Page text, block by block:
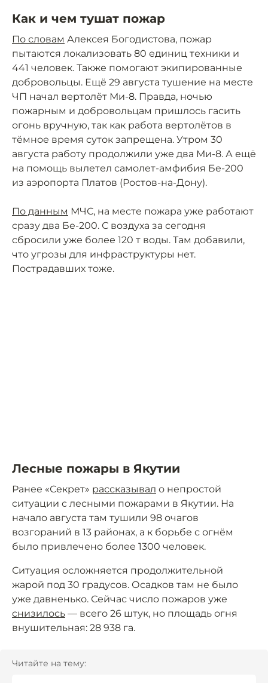
Как и чем тушат пожар
По словам Алексея Богодистова, пожар
пытаются локализовать 80 единиц техники и
441 человек. Также помогают экипированные
добровольцы. Ещё 29 августа тушение на месте
ЧП начал вертолёт Ми-8. Правда, ночью
пожарным и добровольцам пришлось гасить
огонь вручную, так как работа вертолётов в
тёмное время суток запрещена. Утром 30
августа работу продолжили уже два Ми-8. А ещё
на помощь вылетел самолет-амфибия Бе-200
из аэропорта Платов (Ростов-на-Дону).
По данным МЧС, на месте пожара уже работают
сразу два Бе-200. С воздуха за сегодня
сбросили уже более 120 т воды. Там добавили,
что угрозы для инфраструктуры нет.
Пострадавших тоже.
Лесные пожары в Якутии
Ранее «Секрет» рассказывал о непростой
ситуации с лесными пожарами в Якутии. На
начало августа там тушили 98 очагов
возгораний в 13 районах, а к борьбе с огнём
было привлечено более 1300 человек.
Ситуация осложняется продолжительной
жарой под 30 градусов. Осадков там не было
уже давненько. Сейчас число пожаров уже
снизилось — всего 26 штук, но площадь огня
внушительная: 28 938 га.
Читайте на тему: